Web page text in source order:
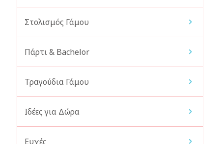
Στολισμός Γάμου
Πάρτι & Bachelor
Τραγούδια Γάμου
Ιδέες για Δώρα
Ευχές